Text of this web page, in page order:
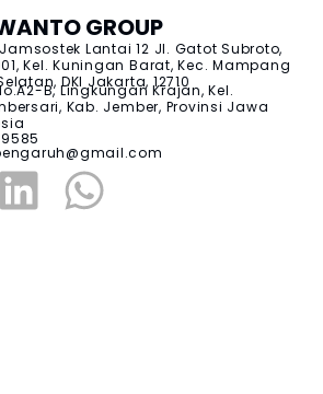
GROUP
Lantai 12 Jl. Gatot Subroto,
Kel. Kuningan Barat, Kec. Mampang
DKI Jakarta, 12710
B, Lingkungan Krajan, Kel.
Kab. Jember, Provinsi Jawa